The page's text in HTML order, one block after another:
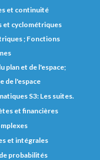
et continuité
et cyclométriques
; Fonctions
plan et de l'espace;
de l'espace
S3: Les suites.
et financières
et intégrales
probabilités